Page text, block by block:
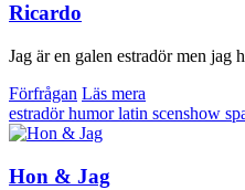
Ricardo
Jag är en galen estradör men
Förfrågan Läs mera
estradörhumorlatin scenshow
Hon & Jag